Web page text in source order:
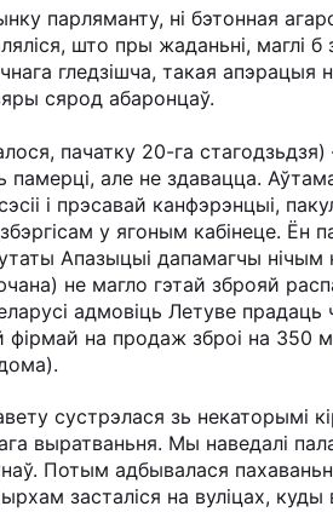
парляманту, ні бэтонная
што пры жаданьні, маглі б
гледзішча, такая
сярод абаронцаў.
пачатку 20-га стагодзьдзя)
памерці, але не здавацца.
і прэсавай канфэрэнцыі,
у ягоным кабінеце. Ён
Апазыцыі дапамагчы нічым
не магло гэтай зброяй
адмовіць Летуве прадаць
фірмай на продаж зброі на 350
сустрэлася зь некаторымі
выратваньня. Мы наведалі
Потым адбывалася
засталіся на вуліцах,